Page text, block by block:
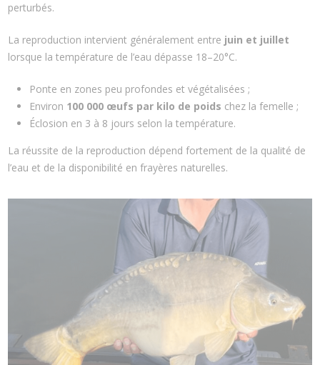
perturbés.
La reproduction intervient généralement entre juin et juillet
lorsque la température de l’eau dépasse 18–20°C.
Ponte en zones peu profondes et végétalisées ;
Environ 100 000 œufs par kilo de poids chez la femelle ;
Éclosion en 3 à 8 jours selon la température.
La réussite de la reproduction dépend fortement de la qualité de
l’eau et de la disponibilité en frayères naturelles.